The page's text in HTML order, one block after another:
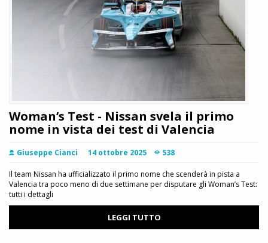
Woman’s Test - Nissan svela il primo
nome in vista dei test di Valencia
Giuseppe Cianci 14 ottobre 2025 538
Il team Nissan ha ufficializzato il primo nome che scenderà in pista a
Valencia tra poco meno di due settimane per disputare gli Woman’s Test:
tutti i dettagli
LEGGI TUTTO